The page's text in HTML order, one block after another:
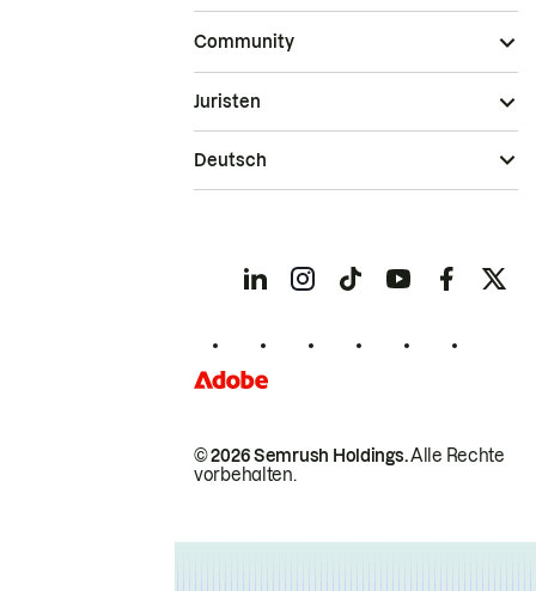
Community
© 2026 Semrush Holdings.Alle Rechte
vorbehalten.
Juristen
Deutsch